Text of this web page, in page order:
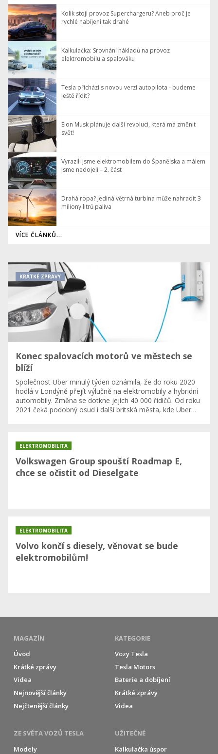
Kolik stojí provoz Superchargeru? Aneb proč je
rychlé nabíjení tak drahé
Kalkulačka: Srovnání nákladů na provoz
elektromobilu a spalováku
Tesla přichází s novou verzí autopilota - budeme
ještě řídit?
Elon Musk plánuje další revoluci, která má změnit
svět!
Vyrazili jsme elektromobilem do Španělska a málem
jsme nedojeli – 2. část
Drahá ropa? Jediná větrná turbína může nahradit 3
miliony litrů paliva
VÍCE ČLÁNKŮ...
Konec spalovacích motorů ve městech se
blíží
Společnost Uber minulý týden oznámila, že do roku 2020
hodlá v Londýně přejít výlučně na elektromobily a hybridní
automobily. Změna se dotkne jejích 40 000 řidičů. Od roku
2021 čeká podobný osud i další britská města, kde Uber…
KRÁTKÉ ZPRÁVY
Volkswagen Group spouští Roadmap E,
chce se očistit od Dieselgate
ELEKTROMOBILITA
Volvo končí s diesely, věnovat se bude
elektromobilům!
ELEKTROMOBILITA
MAGAZÍN
Úvod
Krátké zprávy
Videa
Nejnovější články
Nejčtenější články
KATEGORIE
Vozy Tesla
Tesla Motors
Baterie a dobíjení
Krátké zprávy
Videa
ZE SVĚTA VOZŮ TESLA
Modely
UŽITEČNÉ
Kalkulačka úspor